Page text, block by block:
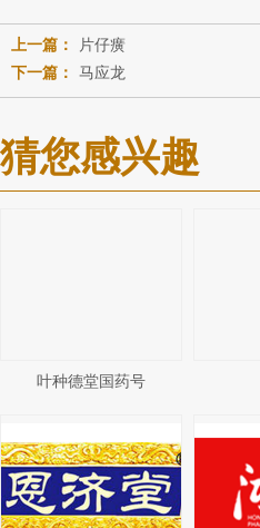
上一篇：
片仔癀
下一篇：
马应龙
猜您感兴趣
叶种德堂国药号